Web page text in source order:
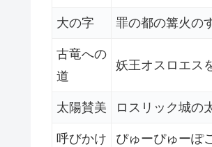
大の字 罪の都の篝火の
古竜への
道
妖王オスロエス
太陽賛美 ロスリック城の
呼びかけ ぴゅーぴゅーぽ